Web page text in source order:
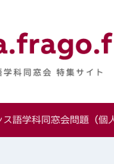
フラン
語学科同窓会問題（個